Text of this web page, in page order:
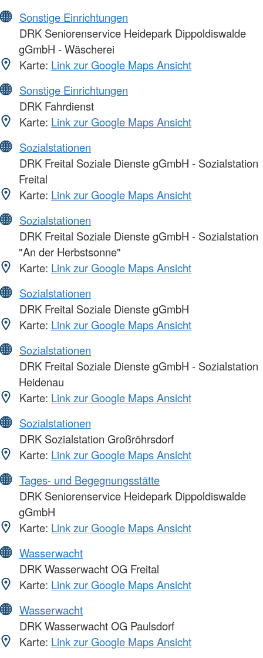
Sonstige Einrichtungen
DRK Seniorenservice Heidepark Dippoldiswalde
gGmbH - Wäscherei
Karte: Link zur Google Maps Ansicht
Sonstige Einrichtungen
DRK Fahrdienst
Karte: Link zur Google Maps Ansicht
Sozialstationen
DRK Freital Soziale Dienste gGmbH - Sozialstation
Freital
Karte: Link zur Google Maps Ansicht
Sozialstationen
DRK Freital Soziale Dienste gGmbH - Sozialstation
"An der Herbstsonne"
Karte: Link zur Google Maps Ansicht
Sozialstationen
DRK Freital Soziale Dienste gGmbH
Karte: Link zur Google Maps Ansicht
Sozialstationen
DRK Freital Soziale Dienste gGmbH - Sozialstation
Heidenau
Karte: Link zur Google Maps Ansicht
Sozialstationen
DRK Sozialstation Großröhrsdorf
Karte: Link zur Google Maps Ansicht
Tages- und Begegnungsstätte
DRK Seniorenservice Heidepark Dippoldiswalde
gGmbH
Karte: Link zur Google Maps Ansicht
Wasserwacht
DRK Wasserwacht OG Freital
Karte: Link zur Google Maps Ansicht
Wasserwacht
DRK Wasserwacht OG Paulsdorf
Karte: Link zur Google Maps Ansicht